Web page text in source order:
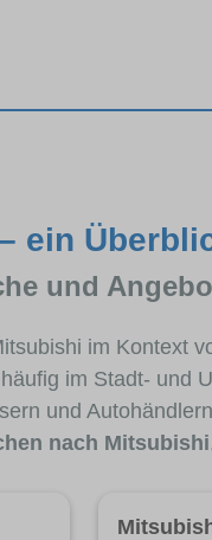
ein
und
im Kontext
im Stadt- und
und
nach Mitsubishi